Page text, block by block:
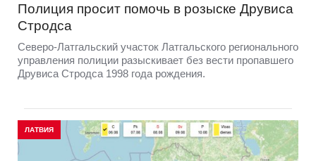
Полиция просит помочь в розыске Друвиса
Стродса
Северо-Латгальский участок Латгальского регионального
управления полиции разыскивает без вести пропавшего
Друвиса Стродса 1998 года рождения.
ЛАТВИЯ